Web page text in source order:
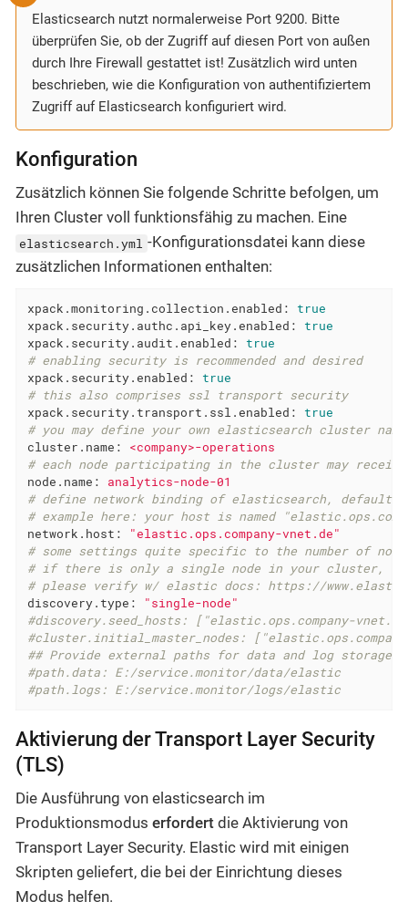
Elasticsearch nutzt normalerweise Port 9200. Bitte
überprüfen Sie, ob der Zugriff auf diesen Port von außen
durch Ihre Firewall gestattet ist! Zusätzlich wird unten
beschrieben, wie die Konfiguration von authentifiziertem
Zugriff auf Elasticsearch konfiguriert wird.
Konfiguration
Zusätzlich können Sie folgende Schritte befolgen, um
Ihren Cluster voll funktionsfähig zu machen. Eine
elasticsearch.yml -Konfigurationsdatei kann diese
zusätzlichen Informationen enthalten:
xpack.monitoring.collection.enabled:
true
xpack.security.authc.api_key.enabled:
true
xpack.security.audit.enabled:
true
# enabling security is recommended and desired
xpack.security.enabled:
true
# this also comprises ssl transport security
xpack.security.transport.ssl.enabled:
true
# you may define your own elasticsearch cluster name
cluster.name:
<company>-operations
# each node participating in the cluster may receive
node.name:
analytics-node-01
# define network binding of elasticsearch,
# example here: your host is named
network.host:
"elastic.ops.company-vnet.de"
# some settings quite specific to the number of
# if there is only a single node in your cluster,
# please verify w/ elastic docs: https://
discovery.type:
"single-node"
#discovery.seed_hosts: ["elastic.ops.company-
#cluster.initial_master_nodes:
## Provide external paths for data and log storage
#path.data: E:/service.monitor/data/elastic
#path.logs: E:/service.monitor/logs/elastic
Aktivierung der Transport Layer Security
(TLS)
Die Ausführung von elasticsearch im
Produktionsmodus erfordert die Aktivierung von
Transport Layer Security. Elastic wird mit einigen
Skripten geliefert, die bei der Einrichtung dieses
Modus helfen.